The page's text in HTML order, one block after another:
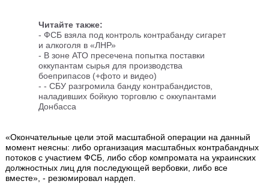
Читайте также:
- ФСБ взяла под контроль контрабанду сигарет
и алкоголя в «ЛНР»
- В зоне АТО пресечена попытка поставки
оккупантам сырья для производства
боеприпасов (+фото и видео)
- - СБУ разгромила банду контрабандистов,
наладивших бойкую торговлю с оккупантами
Донбасса
«Окончательные цели этой масштабной операции на данный
момент неясны: либо организация масштабных контрабандных
потоков с участием ФСБ, либо сбор компромата на украинских
должностных лиц для последующей вербовки, либо все
вместе», - резюмировал нардеп.